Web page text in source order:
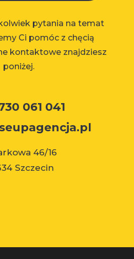
pytania na temat
Ci pomóc z chęcią
kontaktowe znajdziesz
poniżej.
061 041
46/16
Szczecin